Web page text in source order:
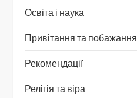
Освіта і наука
Привітання та побажання
Рекомендації
Релігія та віра